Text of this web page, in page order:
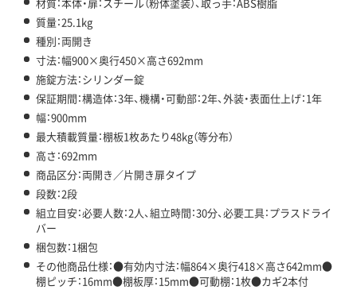
質量：25.1kg
種別：両開き
寸法：幅900×奥行450×高さ692mm
施錠方法：シリンダー錠
保証期間：構造体：3年、機構・可動部：2年、外装・表面仕上げ：1年
幅：900mm
最大積載質量：棚板1枚あたり48kg（等分布）
高さ：692mm
商品区分：両開き／片開き扉タイプ
段数：2段
組立目安：必要人数：2人、組立時間：30分、必要工具：プラスドライ
バー
梱包数：1梱包
その他商品仕様：●有効内寸法：幅864×奥行418×高さ642mm●
棚ピッチ：16mm●棚板厚：15mm●可動棚：1枚●カギ2本付